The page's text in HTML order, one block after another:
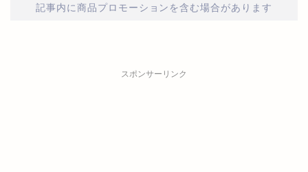
記事内に商品プロモーションを含む場合があります
スポンサーリンク